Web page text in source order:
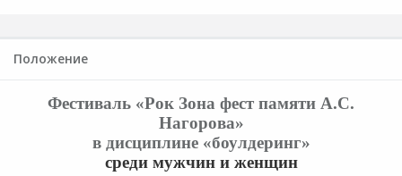
Положение
Фестиваль «Рок Зона фест памяти А.С.
Нагорова»
в дисциплине «боулдеринг»
среди мужчин и женщин